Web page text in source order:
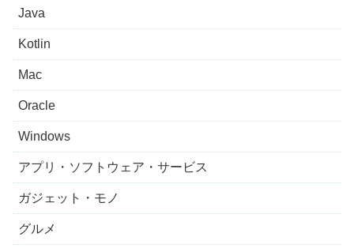
Java
Kotlin
Mac
Oracle
Windows
アプリ・ソフトウェア・サービス
ガジェット・モノ
グルメ